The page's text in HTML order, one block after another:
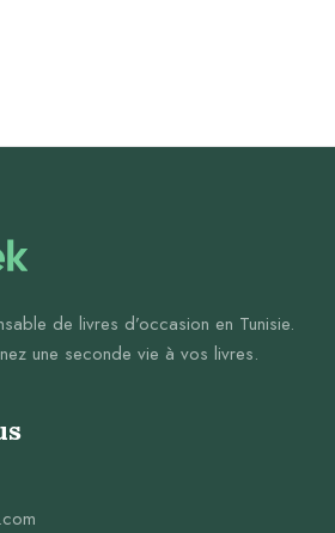
de livres d’occasion en Tunisie.
une seconde vie à vos livres.